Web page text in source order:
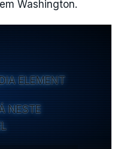
Washington.
ELEMENT
NESTE